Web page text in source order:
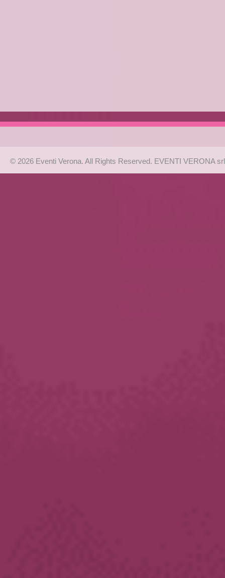
© 2026 Eventi Verona. All Rights Reserved. EVENTI VERONA